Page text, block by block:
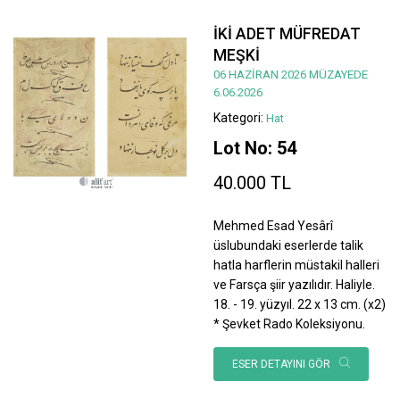
İKİ ADET MÜFREDAT
MEŞKİ
06 HAZİRAN 2026 MÜZAYEDE
6.06.2026
Kategori: Hat
Lot No: 54
40.000 TL
Mehmed Esad Yesârî
üslubundaki eserlerde talik
hatla harflerin müstakil halleri
ve Farsça şiir yazılıdır. Haliyle.
18. - 19. yüzyıl. 22 x 13 cm. (x2)
* Şevket Rado Koleksiyonu.
ESER DETAYINI GÖR